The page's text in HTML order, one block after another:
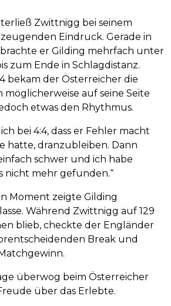
Zwittnigg bei seinem
Eindruck. Gerade in
er Gilding mehrfach unter
zum Ende in Schlagdistanz.
bekam der Österreicher die
möglicherweise auf seine Seite
etwas den Rhythmus.
bei 4:4, dass er Fehler macht
hatte, dranzubleiben. Dann
schwer und ich habe
nicht mehr gefunden.“
Moment zeigte Gilding
Während Zwittnigg auf 129
blieb, checkte der Engländer
Break und
überwog beim Österreicher
über das Erlebte.